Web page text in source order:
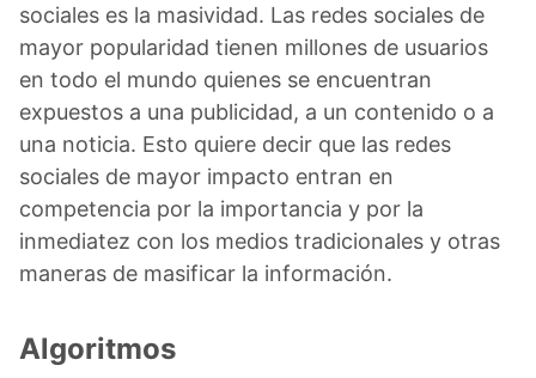
sociales es la masividad. Las redes sociales de
mayor popularidad tienen millones de usuarios
en todo el mundo quienes se encuentran
expuestos a una publicidad, a un contenido o a
una noticia. Esto quiere decir que las redes
sociales de mayor impacto entran en
competencia por la importancia y por la
inmediatez con los medios tradicionales y otras
maneras de masificar la información.
Algoritmos